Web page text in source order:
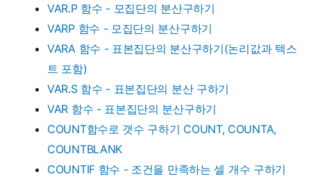
VAR.P 함수 - 모집단의 분산구하기
VARP 함수 - 모집단의 분산구하기
VARA 함수 - 표본집단의 분산구하기(논리값과 텍스
트 포함)
VAR.S 함수 - 표본집단의 분산 구하기
VAR 함수 - 표본집단의 분산구하기
COUNT함수로 갯수 구하기 COUNT, COUNTA,
COUNTBLANK
COUNTIF 함수 - 조건을 만족하는 셀 개수 구하기